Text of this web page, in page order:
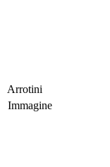
Arrotini
Immagine